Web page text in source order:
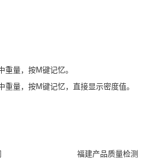
量，按M键记忆。
量，按M键记忆，直接显示密度值。
限公司 福建产品质量检测